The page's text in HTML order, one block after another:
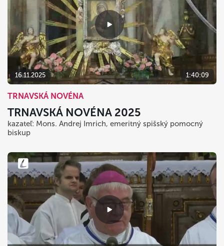
16.11.2025 1:40:09
TRNAVSKÁ NOVÉNA
TRNAVSKÁ NOVÉNA 2025
kazateľ: Mons. Andrej Imrich, emeritný spišský pomocný
biskup